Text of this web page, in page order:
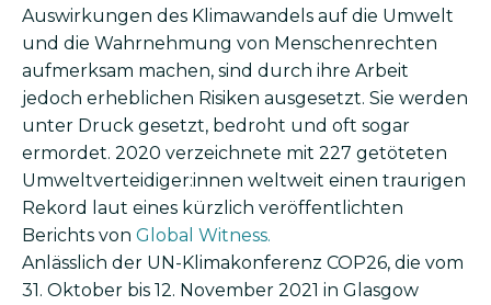
Auswirkungen des Klimawandels auf die Umwelt
und die Wahrnehmung von Menschenrechten
aufmerksam machen, sind durch ihre Arbeit
jedoch erheblichen Risiken ausgesetzt. Sie werden
unter Druck gesetzt, bedroht und oft sogar
ermordet. 2020 verzeichnete mit 227 getöteten
Umweltverteidiger:innen weltweit einen traurigen
Rekord laut eines kürzlich veröffentlichten
Berichts von Global Witness.
Anlässlich der UN-Klimakonferenz COP26, die vom
31. Oktober bis 12. November 2021 in Glasgow